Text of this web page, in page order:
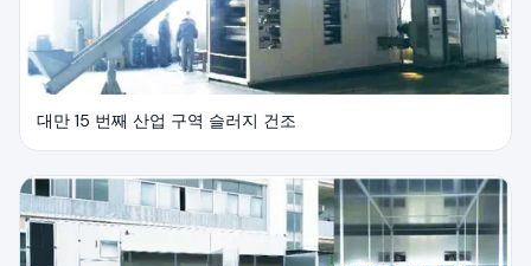
대만 15 번째 산업 구역 슬러지 건조